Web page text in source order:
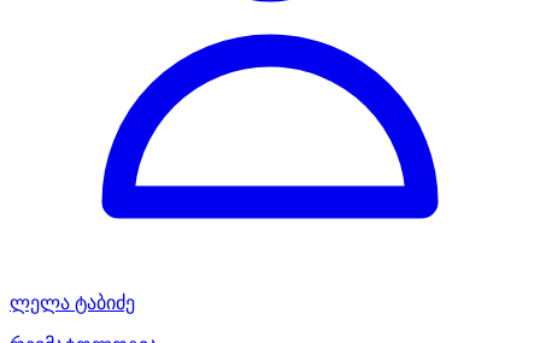
ლელა ტაბიძე